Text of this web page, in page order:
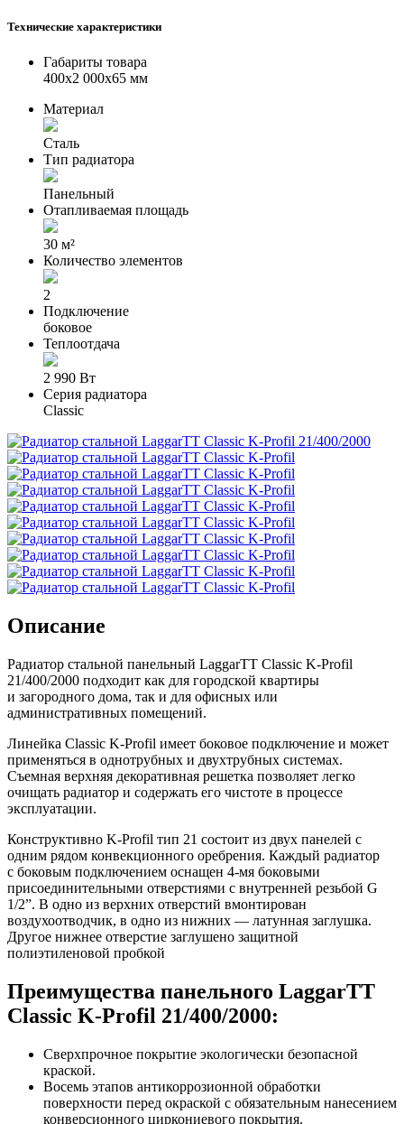
Технические характеристики
Габариты товара
400x2 000x65 мм
Материал
Сталь
Тип радиатора
Панельный
Отапливаемая площадь
30 м²
Количество элементов
2
Подключение
боковое
Теплоотдача
2 990 Вт
Серия радиатора
Classic
Описание
Радиатор стальной панельный LaggarTT Classic K-Profil
21/400/2000 подходит как для городской квартиры
и загородного дома, так и для офисных или
административных помещений.
Линейка Classic K-Profil имеет боковое подключение и может
применяться в однотрубных и двухтрубных системах.
Съемная верхняя декоративная решетка позволяет легко
очищать радиатор и содержать его чистоте в процессе
эксплуатации.
Конструктивно K-Profil тип 21 состоит из двух панелей с
одним рядом конвекционного оребрения. Каждый радиатор
с боковым подключением оснащен 4-мя боковыми
присоединительными отверстиями с внутренней резьбой G
1/2”. В одно из верхних отверстий вмонтирован
воздухоотводчик, в одно из нижних — латунная заглушка.
Другое нижнее отверстие заглушено защитной
полиэтиленовой пробкой
Преимущества панельного LaggarTT
Classic K-Profil 21/400/2000:
Сверхпрочное покрытие экологически безопасной
краской.
Восемь этапов антикоррозионной обработки
поверхности перед окраской с обязательным нанесением
конверсионного циркониевого покрытия.